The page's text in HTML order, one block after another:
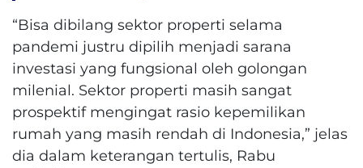
“Bisa dibilang sektor properti selama
pandemi justru dipilih menjadi sarana
investasi yang fungsional oleh golongan
milenial. Sektor properti masih sangat
prospektif mengingat rasio kepemilikan
rumah yang masih rendah di Indonesia,” jelas
dia dalam keterangan tertulis, Rabu